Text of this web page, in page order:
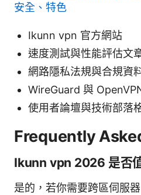
安全、特色
Ikunn vpn 官方網站
速度測試與性能評估文
網路隱私法規與合規資
WireGuard 與
使用者論壇與技術部落
Frequently
Ikunn vpn 2026 是否
是的，若你需要跨區伺服